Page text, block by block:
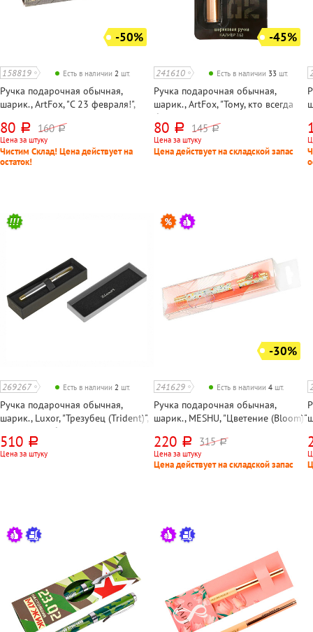
-50%
158819 Есть в наличии 2 шт.
Ручка подарочная обычная,
шарик., ArtFox, "С 23 февраля!",
упаковке
80 руб. 160 руб.
Цена за штуку
Чистим Склад! Цена действует на
остаток!
-45%
241610 Есть в наличии 33 шт.
Ручка подарочная обычная,
шарик., ArtFox, "Тому, кто всегда
бьет точно в цель", корпус
золотисто-коричневый, цвет
чернил синий, длина стержня
78мм, в упаков
80 руб. 145 руб.
Цена за штуку
Цена действует на складской запас
269267 Есть в наличии 2 шт.
Ручка подарочная обычная,
шарик., Luxor, "Трезубец (Trident)",
корпус серебристый, золотистый,
цвет чернил синий, длина стержня
98мм, в упаковке
510 руб.
Цена за штуку
-30%
241629 Есть в наличии 4 шт.
Ручка подарочная обычная,
шарик., MESHU, "Цветение (Bloom)",
паттерном, цвет чернил синий,
длина стержня 99мм, в упаковке
220 руб. 315 руб.
Цена за штуку
Цена действует на складской запас